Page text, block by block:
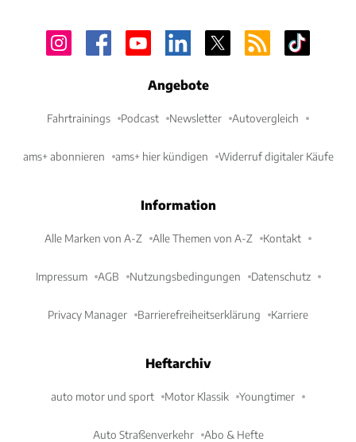
Angebote
Fahrtrainings Podcast Newsletter Autovergleich
ams+ abonnieren ams+ hier kündigen Widerruf digitaler Käufe
Information
Alle Marken von A-Z Alle Themen von A-Z Kontakt
Impressum AGB Nutzungsbedingungen Datenschutz
Privacy Manager Barrierefreiheitserklärung Karriere
Heftarchiv
auto motor und sport Motor Klassik Youngtimer
Auto Straßenverkehr Abo & Hefte